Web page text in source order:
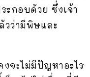
ะกอบด้วย ซึ่งเจ้า
ว่ามีพิษและ
จะไม่มีปัญหาอะไร